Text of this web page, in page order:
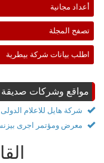
أعداد مجانية
تصفح المجلة
اطلب بيانات شركة بيطرية
مواقع وشركات صديقة
شركة هايل للاعلام الدولى
معرض ومؤتمر اجرى